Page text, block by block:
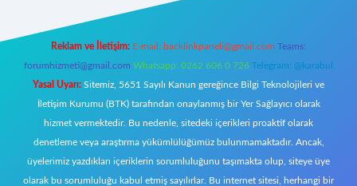
Reklam ve İletişim: E-mail: backlinkpaneli@gmail.com Teams:
forumhizmeti@gmail.com Whatsapp: 0262 606 0 726 Telegram: @karabul
Yasal Uyarı: Sitemiz, 5651 Sayılı Kanun gereğince Bilgi Teknolojileri ve
İletişim Kurumu (BTK) tarafından onaylanmış bir Yer Sağlayıcı olarak
hizmet vermektedir. Bu nedenle, sitedeki içerikleri proaktif olarak
denetleme veya araştırma yükümlülüğümüz bulunmamaktadır. Ancak,
üyelerimiz yazdıkları içeriklerin sorumluluğunu taşımakta olup, siteye üye
olarak bu sorumluluğu kabul etmiş sayılırlar. Bu internet sitesi, herhangi bir